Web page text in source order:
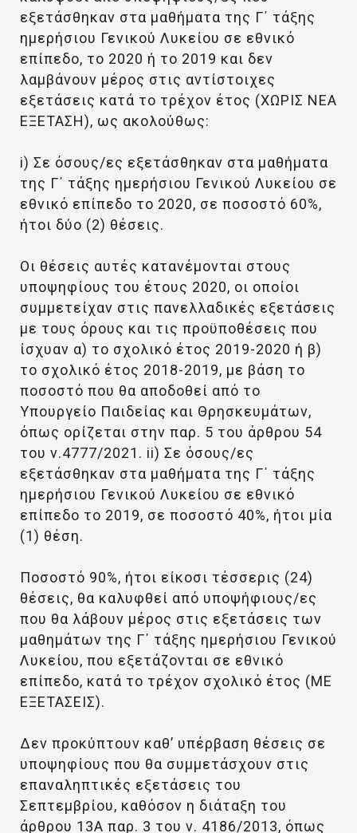
εξετάσθηκαν στα μαθήματα της Γ΄ τάξης
ημερήσιου Γενικού Λυκείου σε εθνικό
επίπεδο, το 2020 ή το 2019 και δεν
λαμβάνουν μέρος στις αντίστοιχες
εξετάσεις κατά το τρέχον έτος (ΧΩΡΙΣ ΝΕΑ
ΕΞΕΤΑΣΗ), ως ακολούθως:
i) Σε όσους/ες εξετάσθηκαν στα μαθήματα
της Γ΄ τάξης ημερήσιου Γενικού Λυκείου σε
εθνικό επίπεδο το 2020, σε ποσοστό 60%,
ήτοι δύο (2) θέσεις.
Οι θέσεις αυτές κατανέμονται στους
υποψηφίους του έτους 2020, οι οποίοι
συμμετείχαν στις πανελλαδικές εξετάσεις
με τους όρους και τις προϋποθέσεις που
ίσχυαν α) το σχολικό έτος 2019-2020 ή β)
το σχολικό έτος 2018-2019, με βάση το
ποσοστό που θα αποδοθεί από το
Υπουργείο Παιδείας και Θρησκευμάτων,
όπως ορίζεται στην παρ. 5 του άρθρου 54
του ν.4777/2021. ii) Σε όσους/ες
εξετάσθηκαν στα μαθήματα της Γ΄ τάξης
ημερήσιου Γενικού Λυκείου σε εθνικό
επίπεδο το 2019, σε ποσοστό 40%, ήτοι μία
(1) θέση.
Ποσοστό 90%, ήτοι είκοσι τέσσερις (24)
θέσεις, θα καλυφθεί από υποψήφιους/ες
που θα λάβουν μέρος στις εξετάσεις των
μαθημάτων της Γ΄ τάξης ημερήσιου Γενικού
Λυκείου, που εξετάζονται σε εθνικό
επίπεδο, κατά το τρέχον σχολικό έτος (ΜΕ
ΕΞΕΤΑΣΕΙΣ).
Δεν προκύπτουν καθ’ υπέρβαση θέσεις σε
υποψηφίους που θα συμμετάσχουν στις
επαναληπτικές εξετάσεις του
Σεπτεμβρίου, καθόσον η διάταξη του
άρθρου 13Α παρ. 3 του ν. 4186/2013, όπως